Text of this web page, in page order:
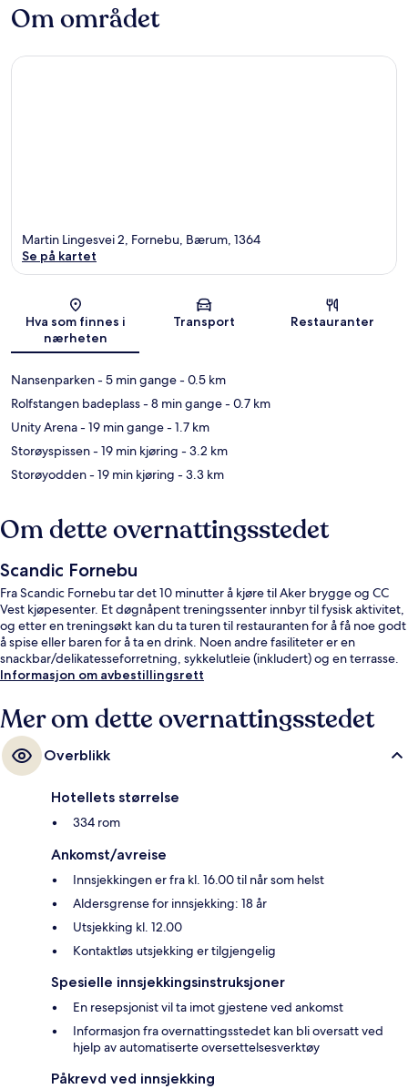
Om området
Kart
Martin Lingesvei 2, Fornebu, Bærum, 1364
Se på kartet
Hva som finnes i
nærheten
Transport Restauranter
Nansenparken- 5 min gange- 0.5 km
Rolfstangen badeplass- 8 min gange- 0.7 km
Unity Arena- 19 min gange- 1.7 km
Storøyspissen- 19 min kjøring - 3.2 km
Storøyodden- 19 min kjøring - 3.3 km
Om dette overnattingsstedet
Scandic Fornebu
Fra Scandic Fornebu tar det 10 minutter å kjøre til Aker brygge og CC
Vest kjøpesenter. Et døgnåpent treningssenter innbyr til fysisk aktivitet,
og etter en treningsøkt kan du ta turen til restauranten for å få noe godt
å spise eller baren for å ta en drink. Noen andre fasiliteter er en
snackbar/delikatesseforretning, sykkelutleie (inkludert) og en terrasse.
Informasjon om avbestillingsrett
Mer om dette overnattingsstedet
Overblikk
Hotellets størrelse
334 rom
Ankomst/avreise
Innsjekkingen er fra kl. 16.00 til når som helst
Aldersgrense for innsjekking: 18 år
Utsjekking kl. 12.00
Kontaktløs utsjekking er tilgjengelig
Spesielle innsjekkingsinstruksjoner
En resepsjonist vil ta imot gjestene ved ankomst
Informasjon fra overnattingsstedet kan bli oversatt ved
hjelp av automatiserte oversettelsesverktøy
Påkrevd ved innsjekking